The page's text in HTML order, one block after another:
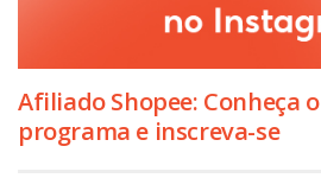
Afiliado Shopee: Conheça o
programa e inscreva-se